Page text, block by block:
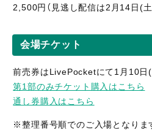
2,500円（見逃し配信は2月14日(
会場チケット
前売券はLivePocketにて1月10日(
第1部のみチケット購入はこちら
通し券購入はこちら
※整理番号順でのご入場となりま